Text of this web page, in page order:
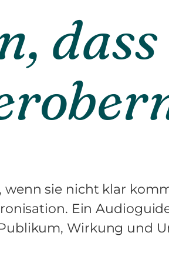
wenn sie nicht klar
Ein
Wirkung und